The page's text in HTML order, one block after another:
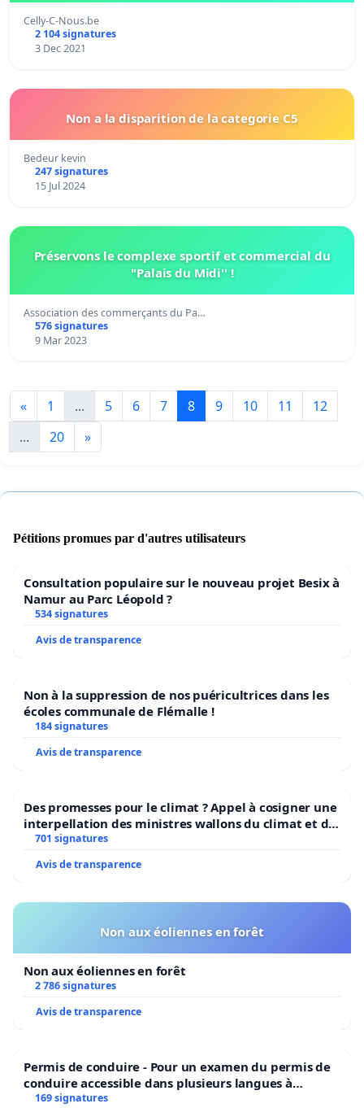
Celly-C-Nous.be
2 104 signatures
3 Dec 2021
Non a la disparition de la categorie C5
Bedeur kevin
247 signatures
15 Jul 2024
Préservons le complexe sportif et commercial du
''Palais du Midi'' !
Association des commerçants du Pa…
576 signatures
9 Mar 2023
« 1 ... 5 6 7 8 9 10 11
12
...
20 »
Pétitions promues par d'autres utilisateurs
Consultation populaire sur le nouveau projet Besix à
Namur au Parc Léopold ?
534 signatures
Avis de transparence
Non à la suppression de nos puéricultrices dans les
écoles communale de Flémalle !
184 signatures
Avis de transparence
Des promesses pour le climat ? Appel à cosigner une
interpellation des ministres wallons du climat et de
l’environnement.
701 signatures
Avis de transparence
Non aux éoliennes en forêt
Non aux éoliennes en forêt
2 786 signatures
Avis de transparence
Permis de conduire - Pour un examen du permis de
conduire accessible dans plusieurs langues à
Bruxelles
169 signatures